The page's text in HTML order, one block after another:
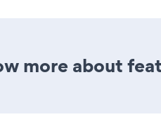
more about